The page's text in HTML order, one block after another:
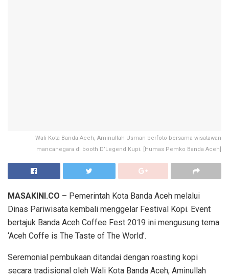
Wali Kota Banda Aceh, Aminullah Usman berfoto bersama wisatawan
mancanegara di booth D’Legend Kupi. [Humas Pemko Banda Aceh]
MASAKINI.CO – Pemerintah Kota Banda Aceh melalui
Dinas Pariwisata kembali menggelar Festival Kopi. Event
bertajuk Banda Aceh Coffee Fest 2019 ini mengusung tema
‘Aceh Coffe is The Taste of The World’.
Seremonial pembukaan ditandai dengan roasting kopi
secara tradisional oleh Wali Kota Banda Aceh, Aminullah